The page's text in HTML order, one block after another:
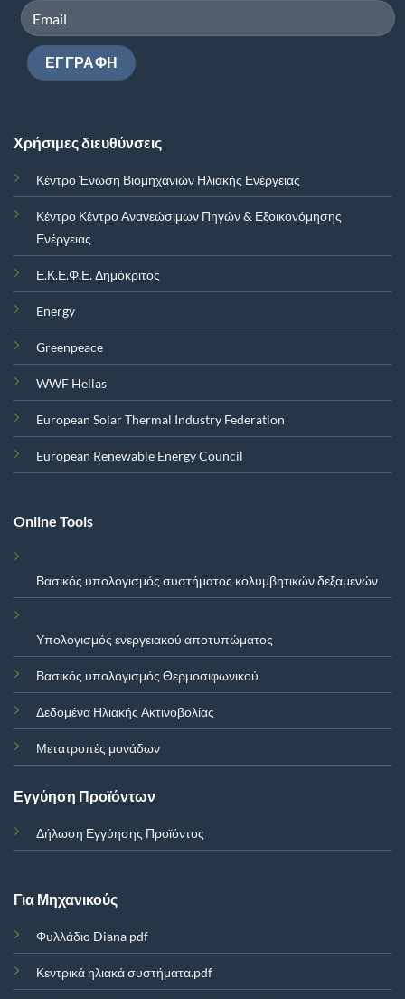
Χρήσιμες διευθύνσεις
Κέντρο Ένωση Βιομηχανιών Ηλιακής Ενέργειας
Κέντρο Κέντρο Ανανεώσιμων Πηγών & Εξοικονόμησης
Ενέργειας
Ε.Κ.Ε.Φ.Ε. Δημόκριτος
Energy
Greenpeace
WWF Hellas
European Solar Thermal Industry Federation
European Renewable Energy Council
Online Tools
Βασικός υπολογισμός συστήματος κολυμβητικών δεξαμενών
Υπολογισμός ενεργειακού αποτυπώματος
Βασικός υπολογισμός Θερμοσιφωνικού
Δεδομένα Ηλιακής Ακτινοβολίας
Μετατροπές μονάδων
Εγγύηση Προϊόντων
Δήλωση Εγγύησης Προϊόντος
Για Μηχανικούς
Φυλλάδιο Diana pdf
Κεντρικά ηλιακά συστήματα.pdf